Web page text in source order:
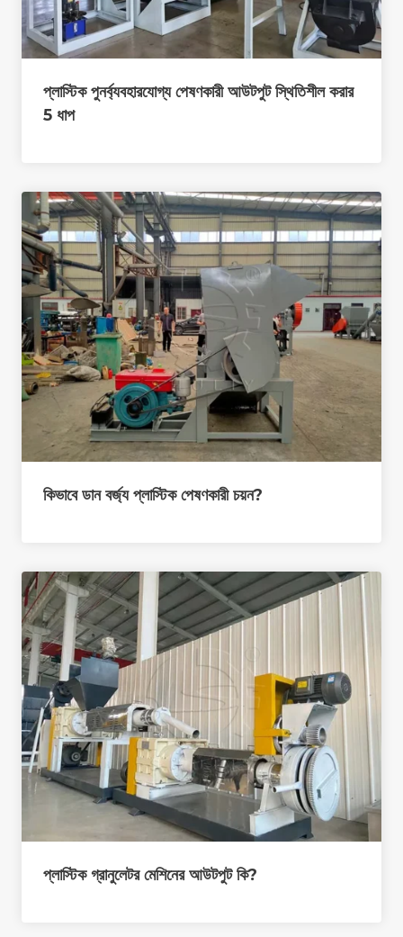
প্লাস্টিক পুনর্ব্যবহারযোগ্য পেষণকারী আউটপুট স্থিতিশীল করার
5 ধাপ
কিভাবে ডান বর্জ্য প্লাস্টিক পেষণকারী চয়ন?
প্লাস্টিক গ্রানুলেটর মেশিনের আউটপুট কি?